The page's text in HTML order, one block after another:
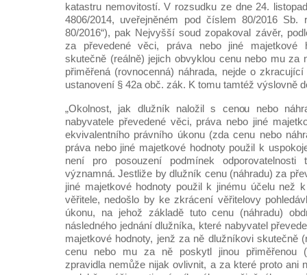
katastru nemovitostí. V rozsudku ze dne 24.
4806/2014, uveřejněném pod číslem 80/2016 Sb.
80/2016“), pak Nejvyšší soud zopakoval závěr,
za převedené věci, práva nebo jiné majetkové
skutečně (reálně) jejich obvyklou cenu nebo mu za
přiměřená (rovnocenná) náhrada, nejde o
ustanovení § 42a obč. zák. K tomu tamtéž výslovně
„Okolnost, jak dlužník naložil s cenou nebo
nabyvatele převedené věci, práva nebo jiné
ekvivalentního právního úkonu (zda cenu nebo
práva nebo jiné majetkové hodnoty použil k
není pro posouzení podmínek odporovatelnosti
významná. Jestliže by dlužník cenu (náhradu) za
jiné majetkové hodnoty použil k jinému účelu než
věřitele, nedošlo by ke zkrácení věřitelovy
úkonu, na jehož základě tuto cenu (náhradu)
následného jednání dlužníka, které nabyvatel
majetkové hodnoty, jenž za ně dlužníkovi skutečně
cenu nebo mu za ně poskytl jinou přiměřenou
zpravidla nemůže nijak ovlivnit, a za které proto ani